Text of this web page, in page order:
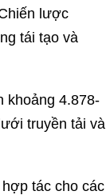
lược
tái tạo và
khoảng 4.878-
truyền tải và
tác cho các